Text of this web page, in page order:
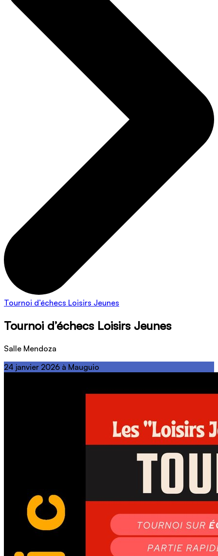
Tournoi d’échecs Loisirs Jeunes
Tournoi d’échecs Loisirs Jeunes
Salle Mendoza
24 janvier 2026 à Mauguio